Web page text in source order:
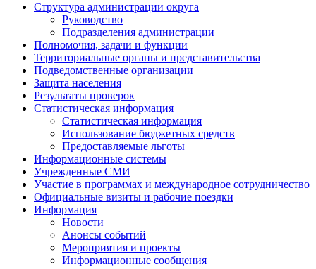
Структура администрации округа
Руководство
Подразделения администрации
Полномочия, задачи и функции
Территориальные органы и представительства
Подведомственные организации
Защита населения
Результаты проверок
Статистическая информация
Статистическая информация
Использование бюджетных средств
Предоставляемые льготы
Информационные системы
Учрежденные СМИ
Участие в программах и международное сотрудничество
Официальные визиты и рабочие поездки
Информация
Новости
Анонсы событий
Мероприятия и проекты
Информационные сообщения